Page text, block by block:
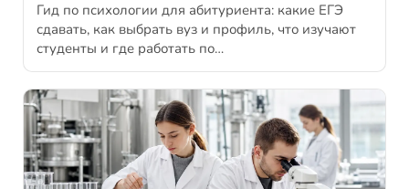
Гид по психологии для абитуриента: какие ЕГЭ
сдавать, как выбрать вуз и профиль, что изучают
студенты и где работать по…